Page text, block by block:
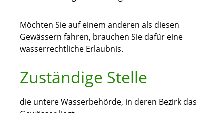
Möchten Sie auf einem anderen als diesen
Gewässern fahren, brauchen Sie dafür eine
wasserrechtliche Erlaubnis.
Zuständige Stelle
die untere Wasserbehörde, in deren Bezirk das